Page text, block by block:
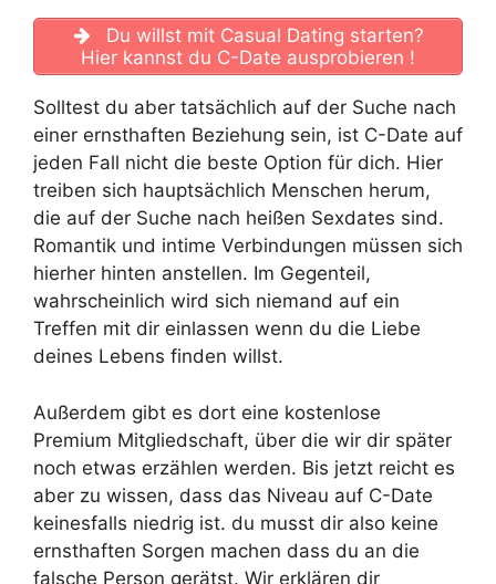
Du willst mit Casual Dating starten?
Hier kannst du C-Date ausprobieren !
Solltest du aber tatsächlich auf der Suche nach
einer ernsthaften Beziehung sein, ist C-Date auf
jeden Fall nicht die beste Option für dich. Hier
treiben sich hauptsächlich Menschen herum,
die auf der Suche nach heißen Sexdates sind.
Romantik und intime Verbindungen müssen sich
hierher hinten anstellen. Im Gegenteil,
wahrscheinlich wird sich niemand auf ein
Treffen mit dir einlassen wenn du die Liebe
deines Lebens finden willst.
Außerdem gibt es dort eine kostenlose
Premium Mitgliedschaft, über die wir dir später
noch etwas erzählen werden. Bis jetzt reicht es
aber zu wissen, dass das Niveau auf C-Date
keinesfalls niedrig ist. du musst dir also keine
ernsthaften Sorgen machen dass du an die
falsche Person gerätst. Wir erklären dir